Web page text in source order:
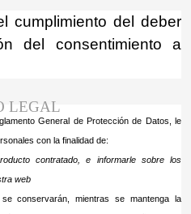
cumplimiento del deber
del consentimiento a
LEGAL
General de Protección de Datos, le
con la finalidad de:
contratado, e informarle sobre los
web
conservarán, mientras se mantenga la